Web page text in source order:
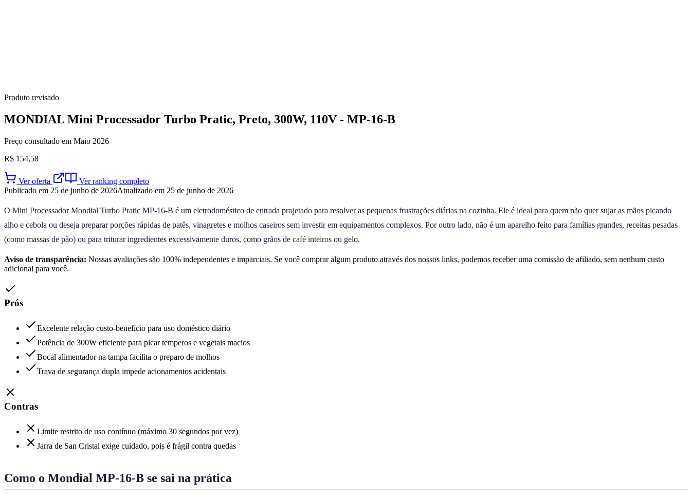
Produto revisado
MONDIAL Mini Processador Turbo Pratic, Preto, 300W, 110V - MP-16-B
Preço consultado em Maio 2026
R$ 154,58
Ver oferta
Ver ranking completo
Publicado em 25 de junho de 2026Atualizado em 25 de junho de 2026
O Mini Processador Mondial Turbo Pratic MP-16-B é um eletrodoméstico de entrada projetado para resolver as pequenas frustrações diárias na cozinha. Ele é ideal para quem não quer sujar as mãos picando
alho e cebola ou deseja preparar porções rápidas de patês, vinagretes e molhos caseiros sem investir em equipamentos complexos. Por outro lado, não é um aparelho feito para famílias grandes, receitas pesadas
(como massas de pão) ou para triturar ingredientes excessivamente duros, como grãos de café inteiros ou gelo.
Aviso de transparência: Nossas avaliações são 100% independentes e imparciais. Se você comprar algum produto através dos nossos links, podemos receber uma comissão de afiliado, sem nenhum custo
adicional para você.
Prós
Excelente relação custo-benefício para uso doméstico diário
Potência de 300W eficiente para picar temperos e vegetais macios
Bocal alimentador na tampa facilita o preparo de molhos
Trava de segurança dupla impede acionamentos acidentais
Contras
Limite restrito de uso contínuo (máximo 30 segundos por vez)
Jarra de San Cristal exige cuidado, pois é frágil contra quedas
Como o Mondial MP-16-B se sai na prática